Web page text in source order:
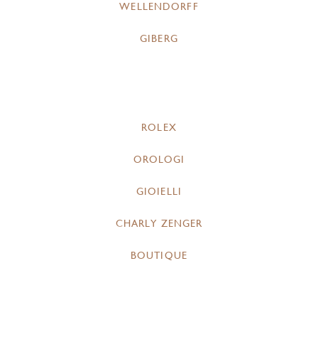
WELLENDORFF
GIBERG
ROLEX
OROLOGI
GIOIELLI
CHARLY ZENGER
BOUTIQUE